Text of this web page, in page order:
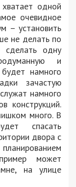
одной
очевидное
– установить
не делать по
сделать одну
и
намного
зачастую
намного
конструкций.
много. В
спасать
двора с
может
на улице